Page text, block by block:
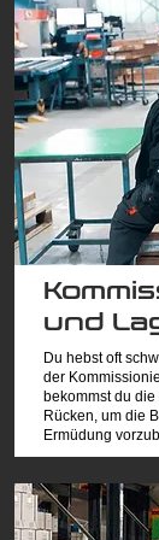
und
Du hebst oft
der
bekommst du
Rücken, um die
Ermüdung